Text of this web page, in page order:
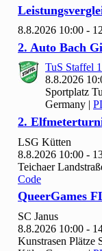
8.8.2026 10:00 -
2. Auto Bach
TuS Staffel
8.8.2026
Sportplatz
Germany
2.
LSG Kütten
8.8.2026 10:00 -
Teichaer
Code
QueerGames
SC Janus
8.8.2026 10:00 -
Kunstrasen Plätze